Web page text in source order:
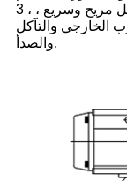
3 ، يحتوي الصمام على هيكل بسيط ، وتشغيل مريح وسريع ،
الخارجي والتآكل
والصدأ.